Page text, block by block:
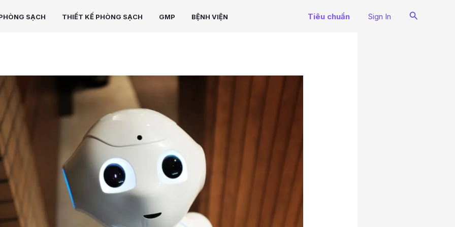
SẠCH THIẾT KẾ PHÒNG SẠCH GMP BỆNH VIỆN Tiêu chuẩn Sign In Search